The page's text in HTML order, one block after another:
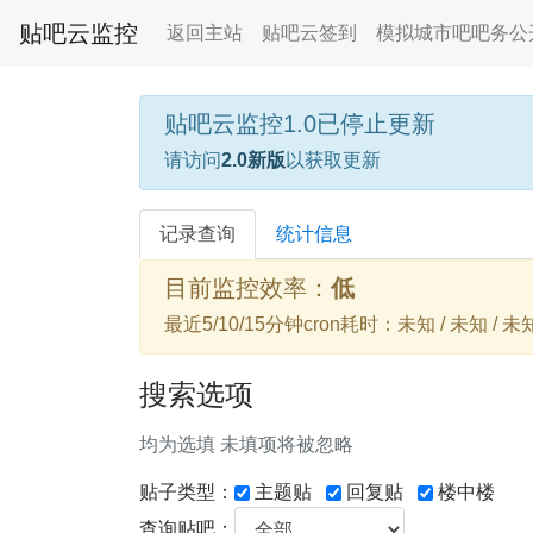
贴吧云监控 返回主站 贴吧云签到 模拟城市吧吧务公
贴吧云监控1.0已停止更新
请访问2.0新版 以获取更新
记录查询 统计信息
目前监控效率： 低
最近5/10/15分钟cron耗时：未知 / 未知 / 未
搜索选项
均为选填 未填项将被忽略
贴子类型： 主题贴 回复贴
楼中楼
查询贴吧：